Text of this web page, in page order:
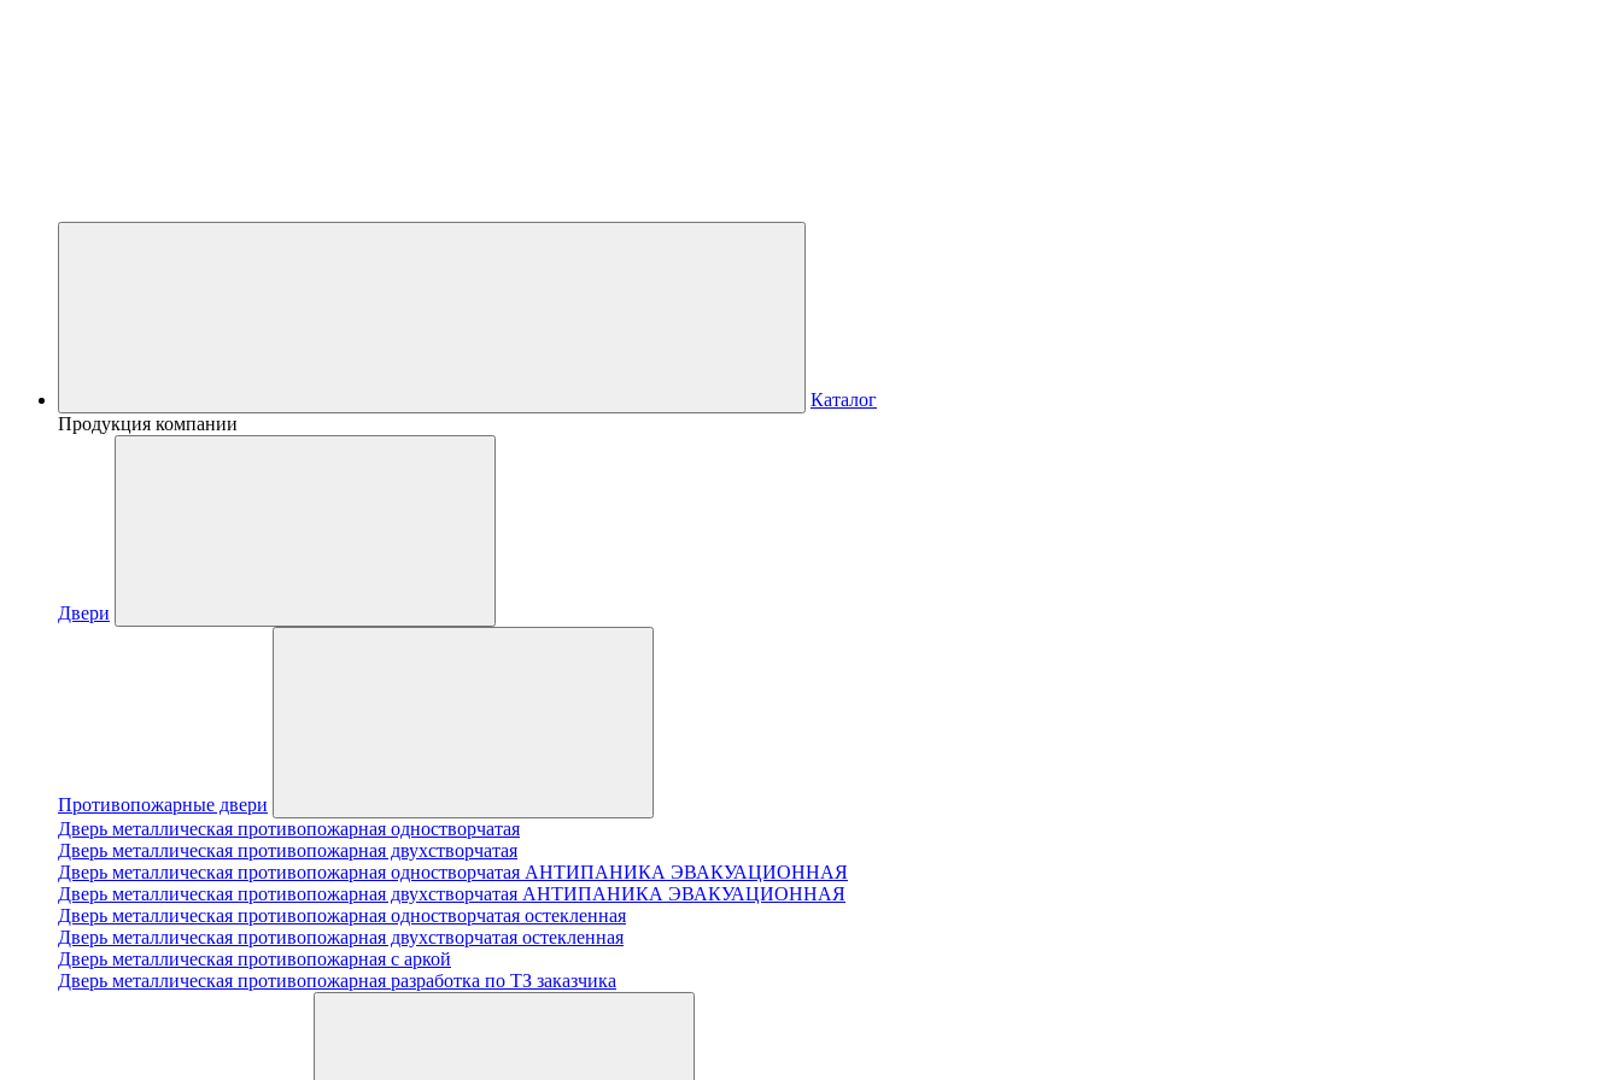
Каталог
Продукция компании
Двери
Противопожарные двери
Дверь металлическая противопожарная одностворчатая
Дверь металлическая противопожарная двухстворчатая
Дверь металлическая противопожарная одностворчатая АНТИПАНИКА ЭВАКУАЦИОННАЯ
Дверь металлическая противопожарная двухстворчатая АНТИПАНИКА ЭВАКУАЦИОННАЯ
Дверь металлическая противопожарная одностворчатая остекленная
Дверь металлическая противопожарная двухстворчатая остекленная
Дверь металлическая противопожарная с аркой
Дверь металлическая противопожарная разработка по ТЗ заказчика